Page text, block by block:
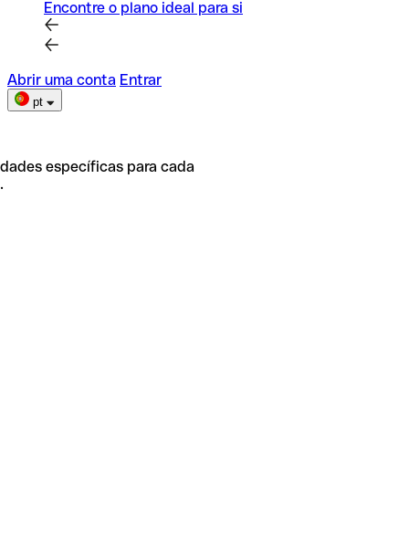
Encontre o plano ideal para si
Abrir uma conta Entrar
pt
específicas para cada